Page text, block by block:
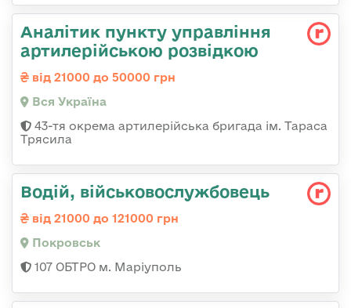
Аналітик пункту управління
артилерійською розвідкою
від 21000 до 50000 грн
Вся Україна
43-тя окрема артилерійська бригада ім. Тараса
Трясила
Водій, військовослужбовець
від 21000 до 121000 грн
Покровськ
107 ОБТРО м. Маріуполь